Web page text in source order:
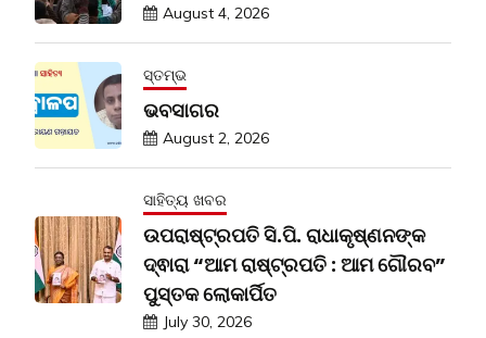
August 4, 2026
ସ୍ତମ୍ଭ
ଭବସାଗର
August 2, 2026
ସାହିତ୍ୟ ଖବର
ଉପରାଷ୍ଟ୍ରପତି ସି.ପି. ରାଧାକୃଷ୍ଣନଙ୍କ
ଦ୍ଵାରା “ଆମ ରାଷ୍ଟ୍ରପତି : ଆମ ଗୌରବ”
ପୁସ୍ତକ ଲୋକାର୍ପିତ
July 30, 2026